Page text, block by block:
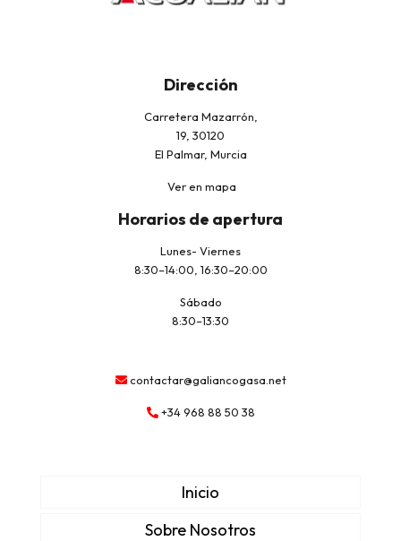
Dirección
Carretera Mazarrón,
19, 30120
El Palmar, Murcia
Ver en mapa
Horarios de apertura
Lunes- Viernes
8:30–14:00, 16:30–20:00
Sábado
8:30–13:30
contactar@galiancogasa.net
+34 968 88 50 38
Inicio
Sobre Nosotros